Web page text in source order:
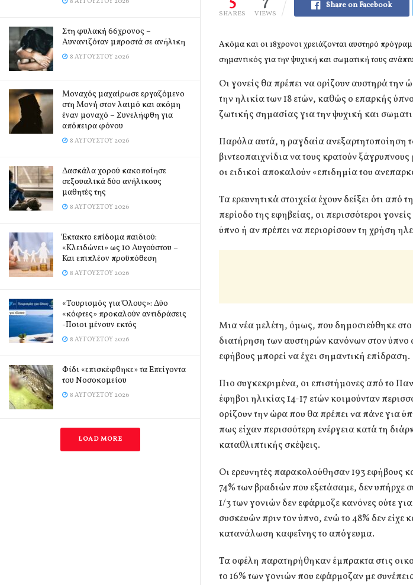
Στη φυλακή 66χρονος –
Αυνανιζόταν μπροστά σε ανήλικη
8 ΑΥΓΟΎΣΤΟΥ 2026
Μοναχός μαχαίρωσε εργαζόμενο
στη Μονή στον λαιμό και ακόμη
έναν μοναχό – Συνελήφθη για
απόπειρα φόνου
8 ΑΥΓΟΎΣΤΟΥ 2026
Δασκάλα χορού κακοποίησε
σεξουαλικά δύο ανήλικους
μαθητές της
8 ΑΥΓΟΎΣΤΟΥ 2026
Έκτακτο επίδομα παιδιού:
«Κλειδώνει» ως 10 Αυγούστου –
Και επιπλέον προϋπόθεση
8 ΑΥΓΟΎΣΤΟΥ 2026
«Τουρισμός για Όλους»: Δύο
«κόφτες» προκαλούν αντιδράσεις
-Ποιοι μένουν εκτός
8 ΑΥΓΟΎΣΤΟΥ 2026
Φίδι «επισκέφθηκε» τα Επείγοντα
του Νοσοκομείου
8 ΑΥΓΟΎΣΤΟΥ 2026
LOAD MORE
SHARES VIEWS
Share on Facebook
Ακόμα και οι 18χρονοι χρειάζονται αυστηρό
σημαντικός για την ψυχική και σωματική τους
Οι γονείς θα πρέπει να ορίζουν αυστηρά την
την ηλικία των 18 ετών, καθώς ο επαρκής
ζωτικής σημασίας για την ψυχική και
Παρόλα αυτά, η ραγδαία ανεξαρτητοποίηση
βιντεοπαιχνίδια να τους κρατούν
οι ειδικοί αποκαλούν «επιδημία του
Τα ερευνητικά στοιχεία έχουν δείξει ότι
περίοδο της εφηβείας, οι περισσότεροι
ύπνο ή αν πρέπει να περιορίσουν τη χρήση
Μια νέα μελέτη, όμως, που δημοσιεύθηκε στο
διατήρηση των αυστηρών κανόνων στον ύπνο
εφήβους μπορεί να έχει σημαντική επίδραση.
Πιο συγκεκριμένα, οι επιστήμονες από το
έφηβοι ηλικίας 14-17 ετών κοιμούνταν
ορίζουν την ώρα που θα πρέπει να πάνε για
πως είχαν περισσότερη ενέργεια κατά τη
καταθλιπτικής σκέψεις.
Οι ερευνητές παρακολούθησαν 193 εφήβους
74% των βραδιών που εξετάσαμε, δεν υπήρχε
1/3 των γονιών δεν εφάρμοζε κανόνες ούτε
συσκευών πριν τον ύπνο, ενώ το 48% δεν είχε
κατανάλωση καφεΐνης το απόγευμα.
Τα οφέλη παρατηρήθηκαν έμπρακτα στις
το 16% των γονιών που εφάρμοζαν με